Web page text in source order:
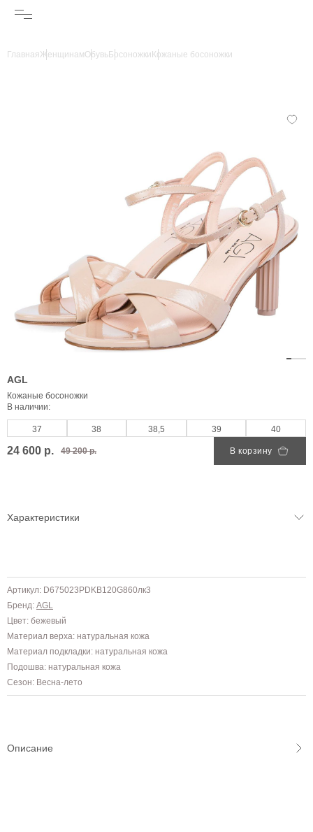
ГлавнаяЖенщинамОбувьБосоножки Кожаные босоножки
AGL
Кожаные босоножки
В наличии:
37 38 38,5 39 40
24 600 р. 49 200 р. В корзину
Характеристики
Артикул: D675023PDKB120G860лк3
Бренд: AGL
Цвет: бежевый
Материал верха: натуральная кожа
Материал подкладки: натуральная кожа
Подошва: натуральная кожа
Сезон: Весна-лето
Описание